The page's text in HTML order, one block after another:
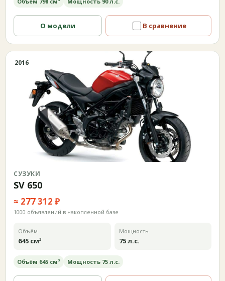
О модели В сравнение
2016
СУЗУКИ
SV 650
≈ 277 312 ₽
1000 объявлений в накопленной базе
Объём
645 см³
Мощность
75 л.с.
Объём 645 см³ Мощность 75 л.с.